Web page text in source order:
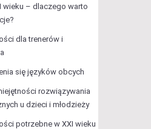
wieku – dlaczego warto
dla trenerów i
się języków obcych
rozwiązywania
u dzieci i młodzieży
potrzebne w XXI wieku